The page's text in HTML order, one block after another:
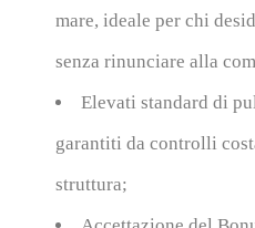
mare, ideale per chi
senza rinunciare alla
Elevati standard di
garantiti da controlli
struttura;